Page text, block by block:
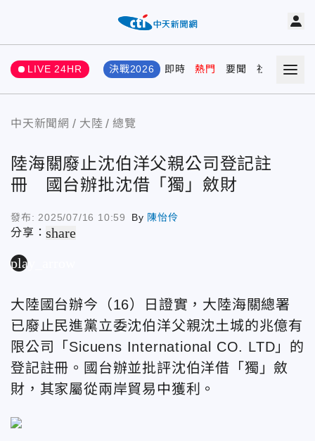
LIVE 24HR 決戰2026 即時 熱門 要聞 社會 娛樂
中天新聞網 大陸 總覽
陸海關廢止沈伯洋父親公司登記註
冊 國台辦批沈借「獨」斂財
發布: 2025/07/16 10:59 By 陳怡伶
分享：share
play_arrow
大陸國台辦今（16）日證實， 大陸海關總署
已廢止民進黨立委沈伯洋父親沈土城的兆億有
限公司「Sicuens International CO. LTD」的
登記註冊。國台辦並批評沈伯洋借 「獨」斂
財，其家屬從兩岸貿易中獲利。